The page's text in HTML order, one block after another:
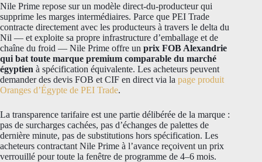
Nile Prime repose sur un modèle direct-du-producteur qui
supprime les marges intermédiaires. Parce que PEI Trade
contracte directement avec les producteurs à travers le delta du
Nil — et exploite sa propre infrastructure d’emballage et de
chaîne du froid — Nile Prime offre un prix FOB Alexandrie
qui bat toute marque premium comparable du marché
égyptien à spécification équivalente. Les acheteurs peuvent
demander des devis FOB et CIF en direct via la page produit
Oranges d’Égypte de PEI Trade.
La transparence tarifaire est une partie délibérée de la marque :
pas de surcharges cachées, pas d’échanges de palettes de
dernière minute, pas de substitutions hors spécification. Les
acheteurs contractant Nile Prime à l’avance reçoivent un prix
verrouillé pour toute la fenêtre de programme de 4–6 mois.